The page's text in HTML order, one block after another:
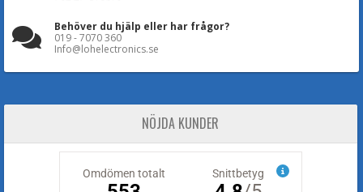
Behöver du hjälp eller har frågor?
019 - 7070 360
Info@lohelectronics.se
NÖJDA KUNDER